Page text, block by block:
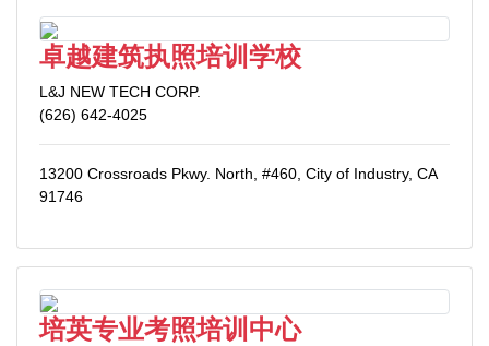
卓越建筑执照培训学校
L&J NEW TECH CORP.
(626) 642-4025
13200 Crossroads Pkwy. North, #460, City of Industry, CA
91746
培英专业考照培训中心